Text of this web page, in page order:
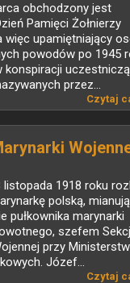
obchodzony jest
Pamięci Żołnierzy
więc upamiętniający
powodów po 1945
konspiracji
przez...
Czytaj
listopada 1918 roku
polską,
pułkownika marynarki
szefem
przy
Józef...
Czytaj